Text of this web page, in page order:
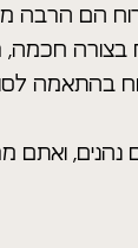
הם הרבה
חכמה,
בהתאמה
ואתם